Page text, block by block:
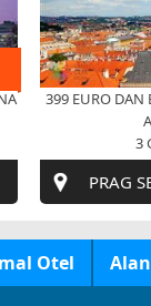
399 EURO DAN
3
PRAG
Otel